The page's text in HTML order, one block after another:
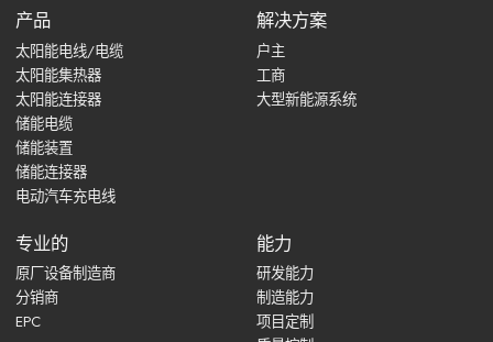
产品
太阳能电线/电缆
太阳能集热器
太阳能连接器
储能电缆
储能装置
储能连接器
电动汽车充电线
解决方案
户主
工商
大型新能源系统
专业的
原厂设备制造商
分销商
EPC
能力
研发能力
制造能力
项目定制